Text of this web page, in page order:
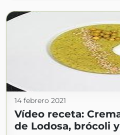
14 febrero 2021
Vídeo receta:
de Lodosa, brócoli